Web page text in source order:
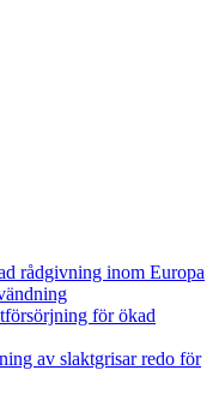
rådgivning inom Europa
för ökad
av slaktgrisar redo för